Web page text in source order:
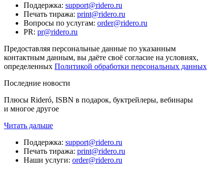
Поддержка: support@ridero.ru
Печать тиража: print@ridero.ru
Вопросы по услугам: order@ridero.ru
PR: pr@ridero.ru
Предоставляя персональные данные по указанным
контактным данным, вы даёте своё согласие на условиях,
определенных Политикой обработки персональных данных
Последние новости
Плюсы Rideró, ISBN в подарок, буктрейлеры, вебинары
и многое другое
Читать дальше
Поддержка: support@ridero.ru
Печать тиража: print@ridero.ru
Наши услуги: order@ridero.ru